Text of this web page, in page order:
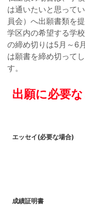
は通いたいと思って
員会）へ出願書類を
学区内の希望する学
の締め切りは5月～6
は願書を締め切って
す。
出願に必要
エッセイ(必要な場合)
成績証明書